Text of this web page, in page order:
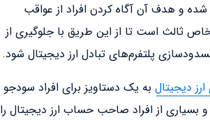
شده و هدف آن آگاه کردن افراد از عواقب
ثالث است تا از این طریق با جلوگیری از
پلتفرم‌های تبادل ارز دیجیتال شود.
دیجیتال به یک دستاویز برای افراد سودجو
بسیاری از افراد صاحب حساب ارز دیجیتال را